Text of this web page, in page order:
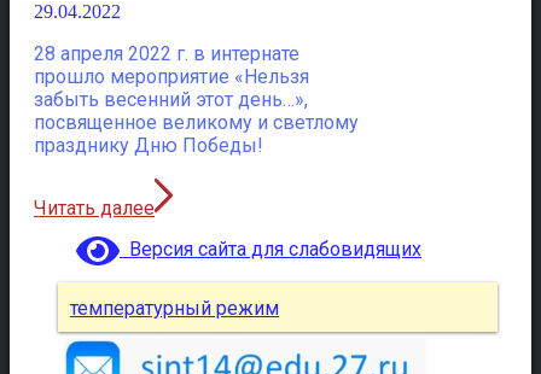
29.04.2022
28 апреля 2022 г. в интернате
прошло мероприятие «Нельзя
забыть весенний этот день…»,
посвященное великому и светлому
празднику Дню Победы!
Читать далее
Версия сайта для слабовидящих
температурный режим